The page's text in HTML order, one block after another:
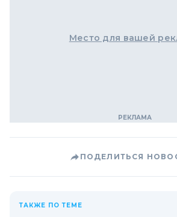
Место для вашей
ПОДЕЛИТЬСЯ
ТАКЖЕ ПО ТЕМЕ